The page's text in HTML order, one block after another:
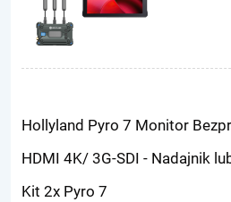
Hollyland Pyro 7 Monitor
HDMI 4K/ 3G-SDI - Nadajnik
Kit 2x Pyro 7